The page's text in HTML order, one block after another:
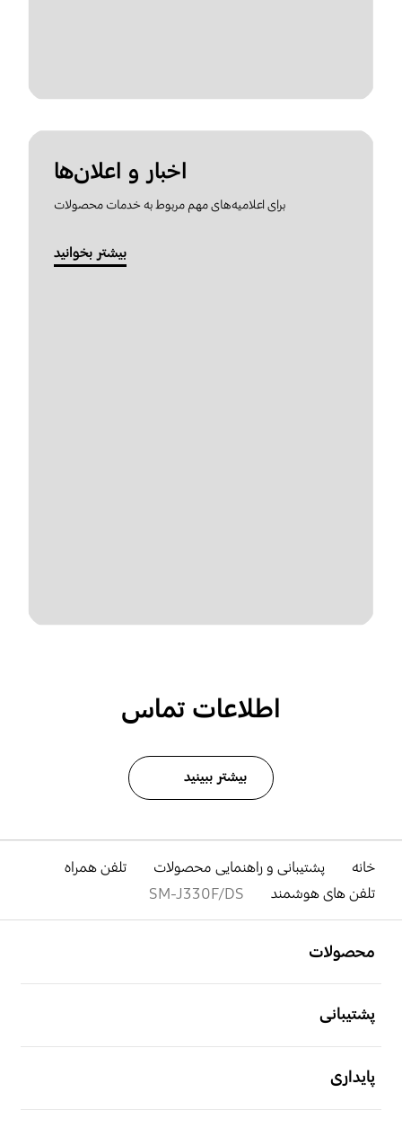
اخبار و اعلان‌ها
برای اعلامیه‌های مهم مربوط به خدمات محصولات
بیشتر بخوانید
اطلاعات تماس
بیشتر ببینید
خانه پشتیبانی و راهنمایی محصولات
تلفن همراه
تلفن های هوشمند
SM-J330F/DS
محصولات
پشتیبانی
پایداری